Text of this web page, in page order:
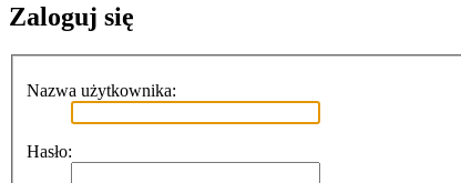
Zaloguj się
Nazwa użytkownika:
Hasło: